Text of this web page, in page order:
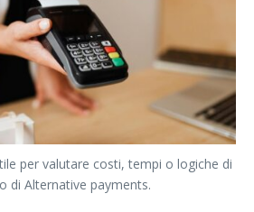
per valutare costi, tempi o logiche di
di Alternative payments.